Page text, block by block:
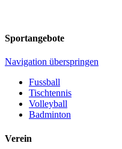
Sportangebote
Navigation überspringen
Fussball
Tischtennis
Volleyball
Badminton
Verein